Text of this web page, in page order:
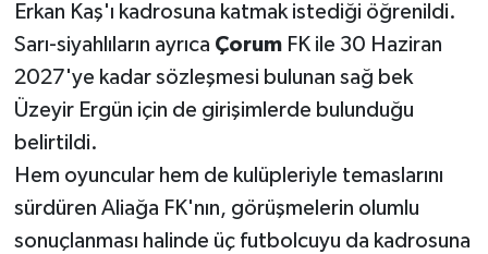
Erkan Kaş'ı kadrosuna katmak istediği öğrenildi.
Sarı-siyahlıların ayrıca ÇorumFK ile 30 Haziran
2027'ye kadar sözleşmesi bulunan sağ bek
Üzeyir Ergün için de girişimlerde bulunduğu
belirtildi.
Hem oyuncular hem de kulüpleriyle temaslarını
sürdüren Aliağa FK'nın, görüşmelerin olumlu
sonuçlanması halinde üç futbolcuyu da kadrosuna